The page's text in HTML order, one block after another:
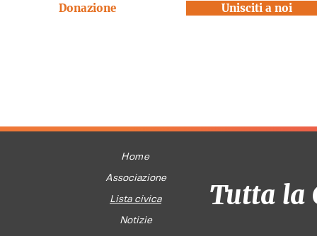
Donazione Unisciti a noi
Home
Associazione
Lista civica
Notizie
Tutta la